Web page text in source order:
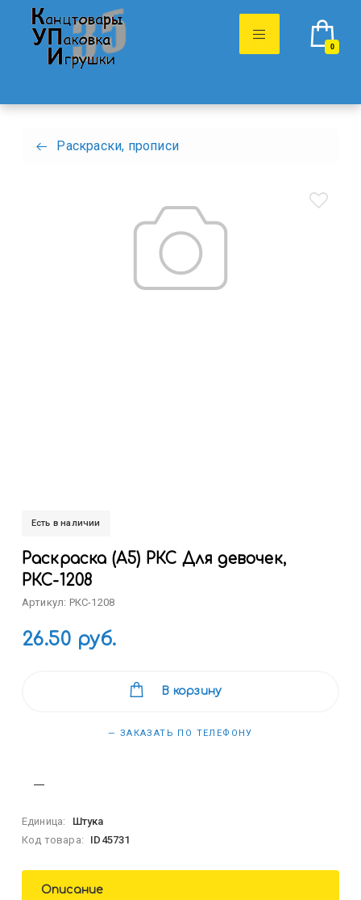
0
Раскраски, прописи
Есть в наличии
Раскраска (А5) РКС Для девочек,
РКС-1208
Артикул: РКС-1208
26.50 руб.
В корзину
— ЗАКАЗАТЬ ПО ТЕЛЕФОНУ
Единица:
Штука
Код товара:
ID45731
Описание